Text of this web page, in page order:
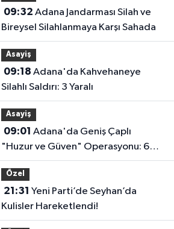
09:32
Bireysel Silahlanmaya Karşı Sahada
Asayiş
09:18
Silahlı Saldırı: 3 Yaralı
Asayiş
09:01
"Huzur ve Güven" Operasyonu: 62
Şüpheli Yakalandı, Milyonlarca Lira
Cezai İşlem Uygulandı
Özel
21:31
Kulisler Hareketlendi!